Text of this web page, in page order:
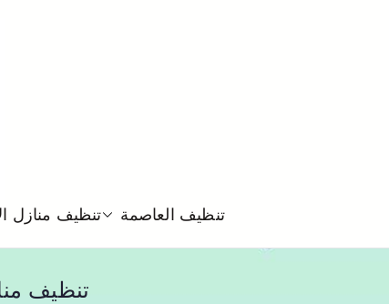
تنظيف العاصمة تنظيف منازل
تنظيف منازل الزهراء